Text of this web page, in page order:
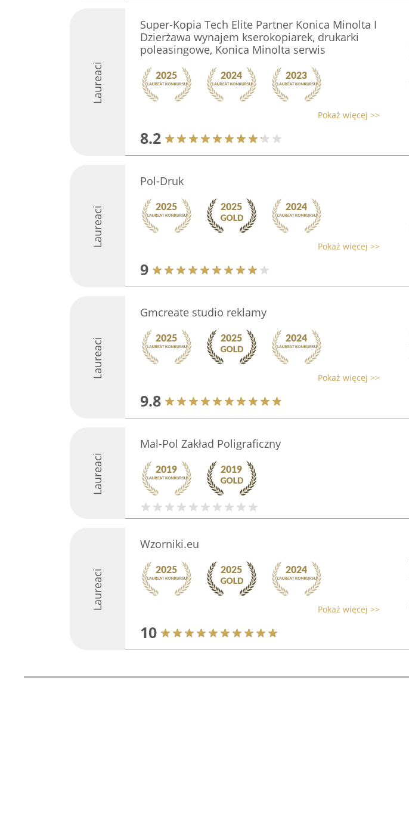
Laureaci
Super-Kopia Tech Elite Partner Konica Minolta I
Dzierżawa wynajem kserokopiarek, drukarki
poleasingowe, Konica Minolta serwis
Pokaż więcej >>
8.2
Laureaci
Pol-Druk
Pokaż więcej >>
9
Laureaci
Gmcreate studio reklamy
Pokaż więcej >>
9.8
Laureaci
Mal-Pol Zakład Poligraficzny
Laureaci
Wzorniki.eu
Pokaż więcej >>
10